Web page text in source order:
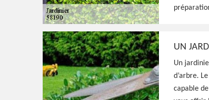
Jardinier aguerri à Saint Aubin Des
à sa disposition les matériels
jardin, propose un tarif raisonnable pour
Voir Nos Realisations Contactez-
UN
Un
d’arbre.
capable